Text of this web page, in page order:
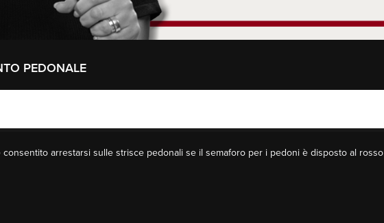
PEDONALE
arrestarsi sulle strisce pedonali se il semaforo per i pedoni è disposto al rosso